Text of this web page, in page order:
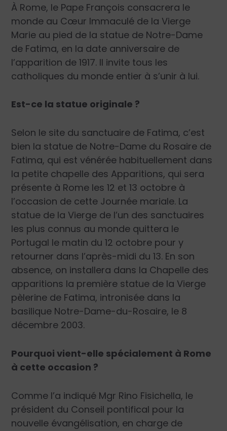
À Rome, le Pape François consacrera le
monde au Cœur Immaculé de la Vierge
Marie au pied de la statue de Notre-Dame
de Fatima, en la date anniversaire de
l’apparition de 1917. Il invite tous les
catholiques du monde entier à s’unir à lui.
Est-ce la statue originale ?
Selon le site du sanctuaire de Fatima, c’est
bien la statue de Notre-Dame du Rosaire de
Fatima, qui est vénérée habituellement dans
la petite chapelle des Apparitions, qui sera
présente à Rome les 12 et 13 octobre à
l’occasion de cette Journée mariale. La
statue de la Vierge de l’un des sanctuaires
les plus connus au monde quittera le
Portugal le matin du 12 octobre pour y
retourner dans l’après-midi du 13. En son
absence, on installera dans la Chapelle des
apparitions la première statue de la Vierge
pèlerine de Fatima, intronisée dans la
basilique Notre-Dame-du-Rosaire, le 8
décembre 2003.
Pourquoi vient-elle spécialement à Rome
à cette occasion ?
Comme l’a indiqué Mgr Rino Fisichella, le
président du Conseil pontifical pour la
nouvelle évangélisation, en charge de